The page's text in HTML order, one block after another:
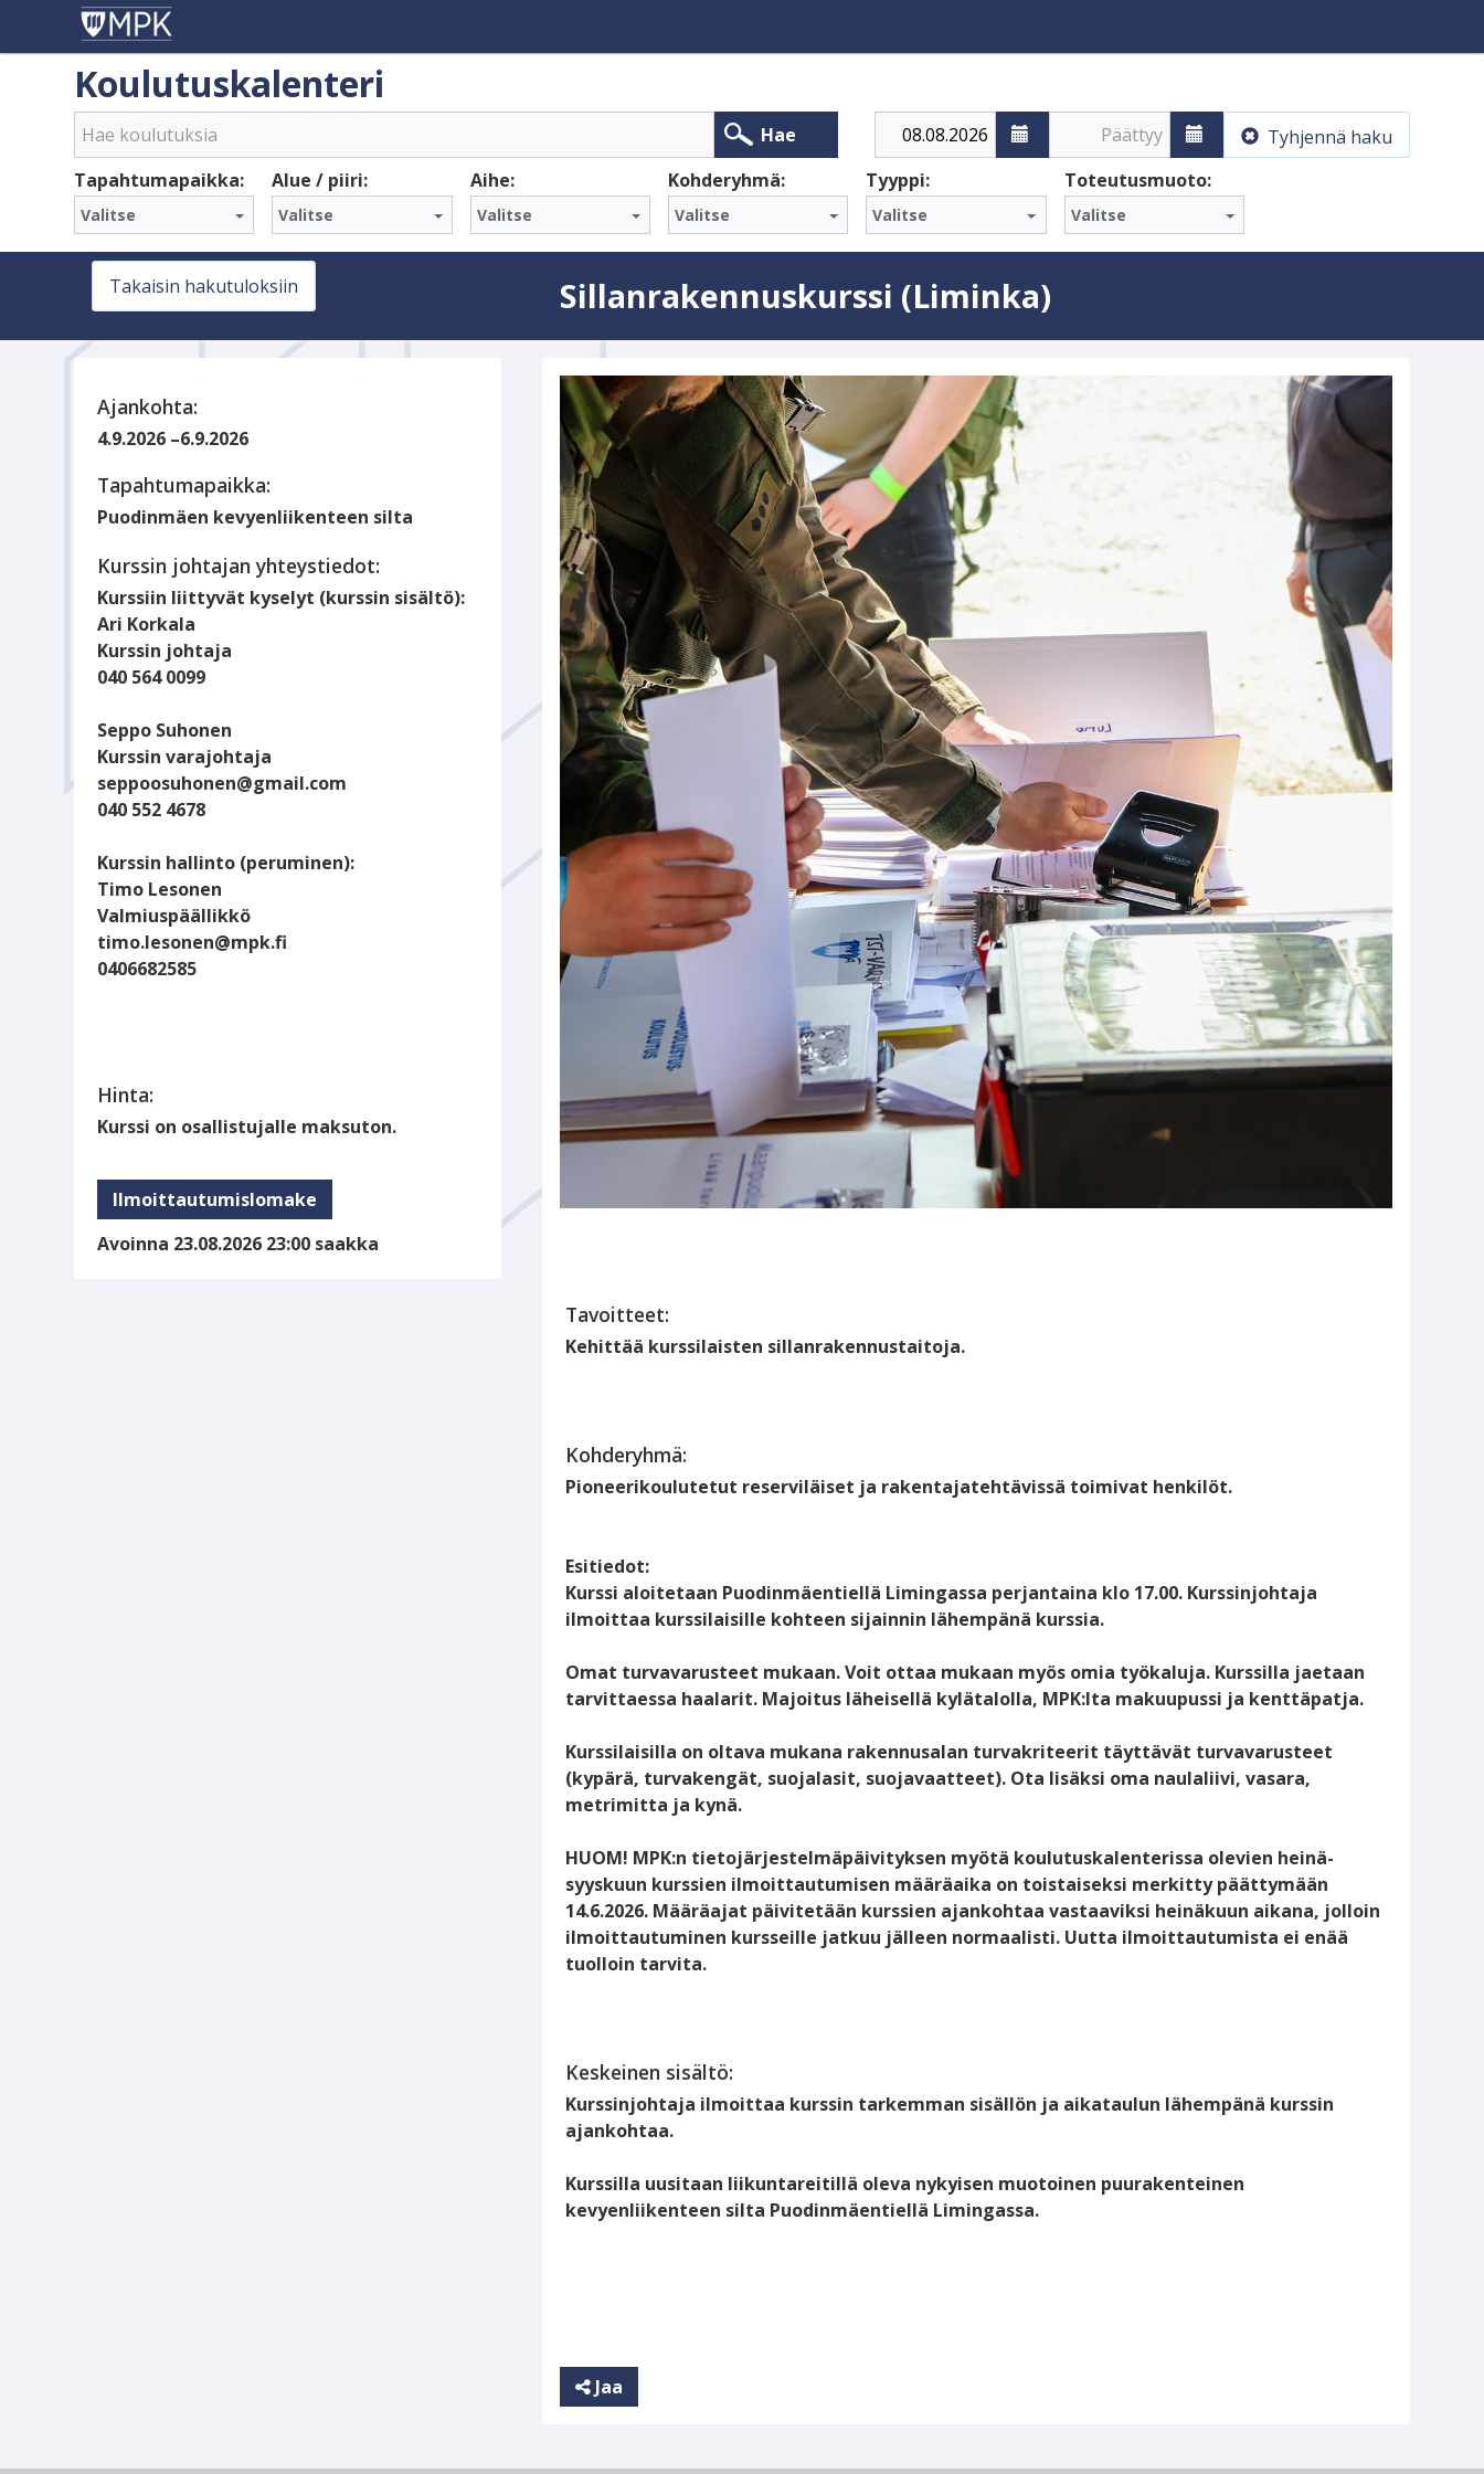
Koulutuskalenteri
Hae Alkaa Päättyy
Tyhjennä haku
Tapahtumapaikka:
Valitse
Alue / piiri:
Valitse
Aihe:
Valitse
Kohderyhmä:
Valitse
Tyyppi:
Valitse
Toteutusmuoto:
Valitse
Takaisin hakutuloksiin Sillanrakennuskurssi (Liminka)
Ajankohta:
4.9.2026 –6.9.2026
Tapahtumapaikka:
Puodinmäen kevyenliikenteen silta
Kurssin johtajan yhteystiedot:
Kurssiin liittyvät kyselyt (kurssin sisältö):
Ari Korkala
Kurssin johtaja
040 564 0099
Seppo Suhonen
Kurssin varajohtaja
seppoosuhonen@gmail.com
040 552 4678
Kurssin hallinto (peruminen):
Timo Lesonen
Valmiuspäällikkö
timo.lesonen@mpk.fi
0406682585
Hinta:
Kurssi on osallistujalle maksuton.
Ilmoittautumislomake
Avoinna 23.08.2026 23:00 saakka
Tavoitteet:
Kehittää kurssilaisten sillanrakennustaitoja.
Kohderyhmä:
Pioneerikoulutetut reserviläiset ja rakentajatehtävissä toimivat henkilöt.
Esitiedot:
Kurssi aloitetaan Puodinmäentiellä Limingassa perjantaina klo 17.00. Kurssinjohtaja
ilmoittaa kurssilaisille kohteen sijainnin lähempänä kurssia.
Omat turvavarusteet mukaan. Voit ottaa mukaan myös omia työkaluja. Kurssilla jaetaan
tarvittaessa haalarit. Majoitus läheisellä kylätalolla, MPK:lta makuupussi ja kenttäpatja.
Kurssilaisilla on oltava mukana rakennusalan turvakriteerit täyttävät turvavarusteet
(kypärä, turvakengät, suojalasit, suojavaatteet). Ota lisäksi oma naulaliivi, vasara,
metrimitta ja kynä.
HUOM! MPK:n tietojärjestelmäpäivityksen myötä koulutuskalenterissa olevien heinä-
syyskuun kurssien ilmoittautumisen määräaika on toistaiseksi merkitty päättymään
14.6.2026. Määräajat päivitetään kurssien ajankohtaa vastaaviksi heinäkuun aikana, jolloin
ilmoittautuminen kursseille jatkuu jälleen normaalisti. Uutta ilmoittautumista ei enää
tuolloin tarvita.
Keskeinen sisältö:
Kurssinjohtaja ilmoittaa kurssin tarkemman sisällön ja aikataulun lähempänä kurssin
ajankohtaa.
Kurssilla uusitaan liikuntareitillä oleva nykyisen muotoinen puurakenteinen
kevyenliikenteen silta Puodinmäentiellä Limingassa.
Jaa